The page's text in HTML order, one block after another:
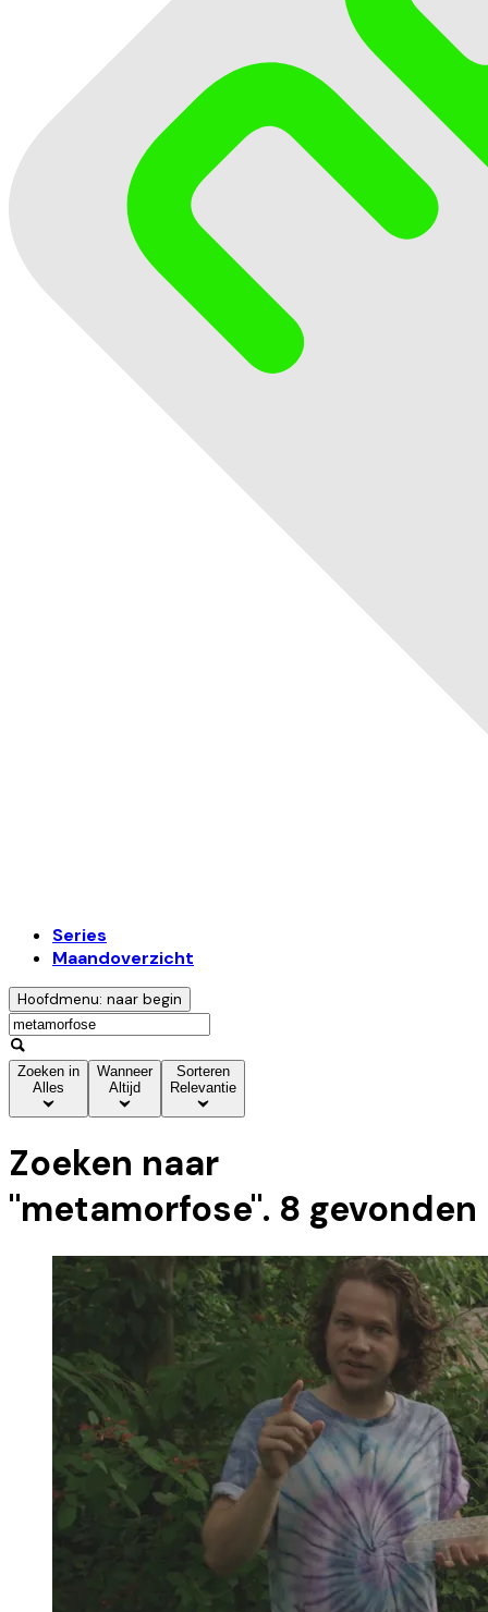
Series
Maandoverzicht
Hoofdmenu: naar begin
Zoeken in
Alles
Wanneer
Altijd
Sorteren
Relevantie
Zoeken naar
"metamorfose". 8 gevonden